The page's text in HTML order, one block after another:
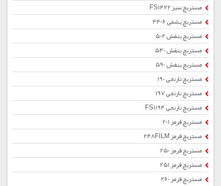
مستربچ سبز FS1422
مستربچ یشمی 4406
مستربچ بنفش 502
مستربچ بنفش 540
مستربچ بنفش 590
مستربچ نارنجی 190
مستربچ نارنجی 197
مستربچ نارنجی FS1194
مستربچ قرمز 201
مستربچ قرمز 248FILM
مستربچ قرمز 250
مستربچ قرمز 251
مستربچ قرمز 260